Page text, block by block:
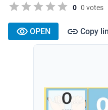
0 0 votes
OPEN Copy